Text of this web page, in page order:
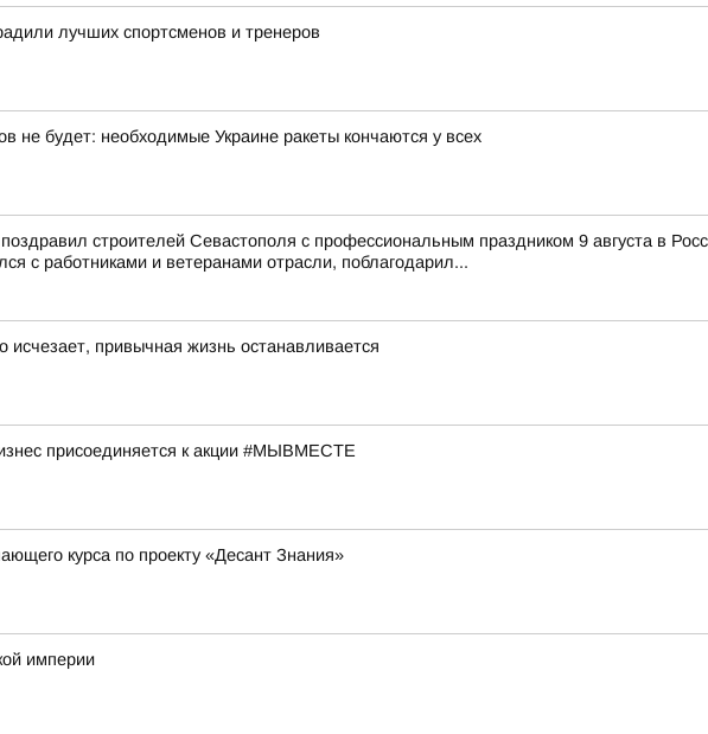
лучших спортсменов и тренеров
не будет: необходимые Украине ракеты кончаются у всех
строителей Севастополя с профессиональным праздником 9 августа в
с работниками и ветеранами отрасли, поблагодарил...
исчезает, привычная жизнь останавливается
присоединяется к акции #МЫВМЕСТЕ
курса по проекту «Десант Знания»
империи